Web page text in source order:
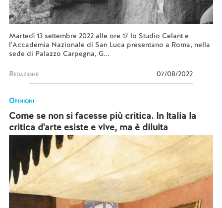
Martedì 13 settembre 2022 alle ore 17 lo Studio Celant e
l'Accademia Nazionale di San Luca presentano a Roma, nella
sede di Palazzo Carpegna, G...
Redazione 07/08/2022
Opinioni
Come se non si facesse più critica. In Italia la
critica d'arte esiste e vive, ma è diluita